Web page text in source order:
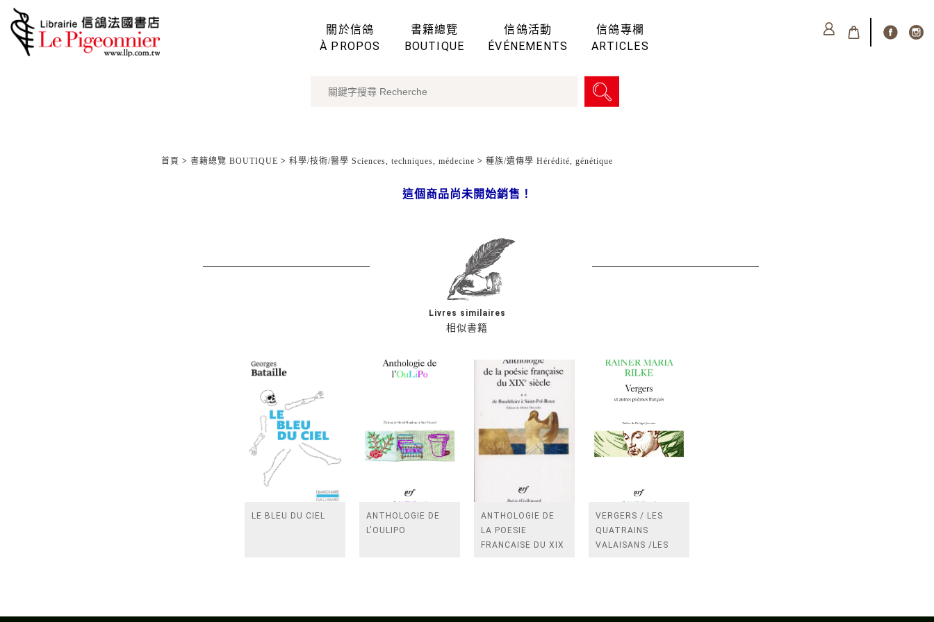
關於信鴿
À PROPOS
書籍總覽
BOUTIQUE
信鴿活動
ÉVÉNEMENTS
信鴿專欄
ARTICLES
首頁 > 書籍總覽 BOUTIQUE > 科學/技術/醫學 Sciences, techniques, médecine > 種族/遺傳學 Hérédité, génétique
這個商品尚未開始銷售！
相似書籍
Livres similaires
LE BLEU DU CIEL
ANTHOLOGIE DE
L'OULIPO
ANTHOLOGIE DE
LA POESIE
FRANCAISE DU XIX
VERGERS / LES
QUATRAINS
VALAISANS /LES